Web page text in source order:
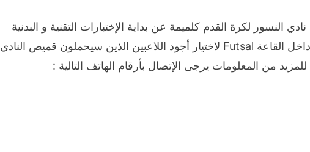
للموسم الرياضي 202-2025 يعلن نادي النسور لكرة القدم كلميمة عن بداية الإختبارات التقنية و البدنية
الخاصة بفئة الكبار Senior صنف كرة القدم داخل القاعة Futsal لاختيار أجود اللاعبين الذين سيحملون قميص النادي
من المعلومات يرجى الإتصال بأرقام الهاتف التالية :